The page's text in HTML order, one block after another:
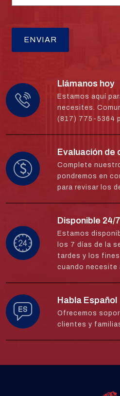
Llámanos hoy
Estamos aquí
necesites.
(817) 775-5364
Evaluación de
Complete
pondremos en
para revisar los
Disponible 24/7
Estamos
los 7 días de la
tardes y los fines
cuando necesite
Habla Español
Ofrecemos
clientes y